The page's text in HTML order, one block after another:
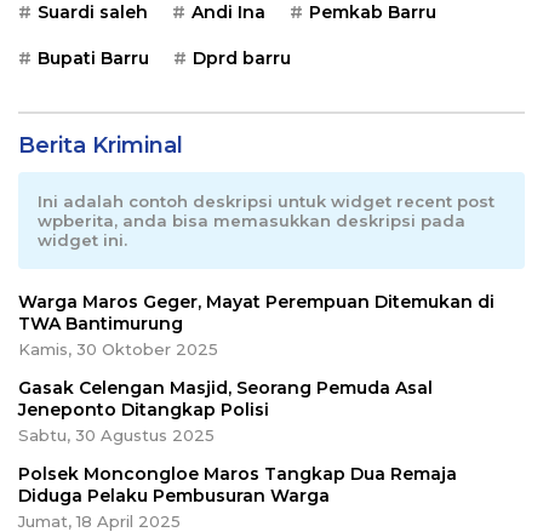
Suardi saleh Andi Ina Pemkab Barru
Bupati Barru Dprd barru
Berita Kriminal
Ini adalah contoh deskripsi untuk widget recent post
wpberita, anda bisa memasukkan deskripsi pada
widget ini.
Warga Maros Geger, Mayat Perempuan Ditemukan di
TWA Bantimurung
Kamis, 30 Oktober 2025
Gasak Celengan Masjid, Seorang Pemuda Asal
Jeneponto Ditangkap Polisi
Sabtu, 30 Agustus 2025
Polsek Moncongloe Maros Tangkap Dua Remaja
Diduga Pelaku Pembusuran Warga
Jumat, 18 April 2025